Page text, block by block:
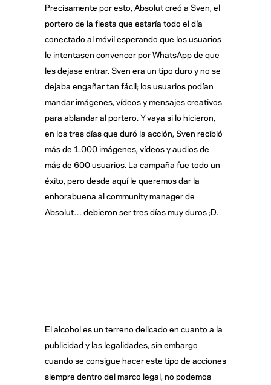
Precisamente por esto, Absolut creó a Sven, el
portero de la fiesta que estaría todo el día
conectado al móvil esperando que los usuarios
le intentasen convencer por WhatsApp de que
les dejase entrar. Sven era un tipo duro y no se
dejaba engañar tan fácil; los usuarios podían
mandar imágenes, vídeos y mensajes creativos
para ablandar al portero. Y vaya si lo hicieron,
en los tres días que duró la acción, Sven recibió
más de 1.000 imágenes, vídeos y audios de
más de 600 usuarios. La campaña fue todo un
éxito, pero desde aquí le queremos dar la
enhorabuena al community manager de
Absolut… debieron ser tres días muy duros ;D.
El alcohol es un terreno delicado en cuanto a la
publicidad y las legalidades, sin embargo
cuando se consigue hacer este tipo de acciones
siempre dentro del marco legal, no podemos